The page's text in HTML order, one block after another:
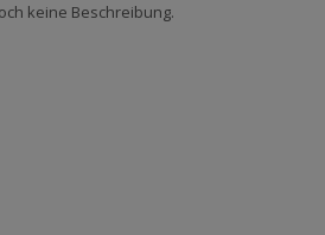
keine Beschreibung.